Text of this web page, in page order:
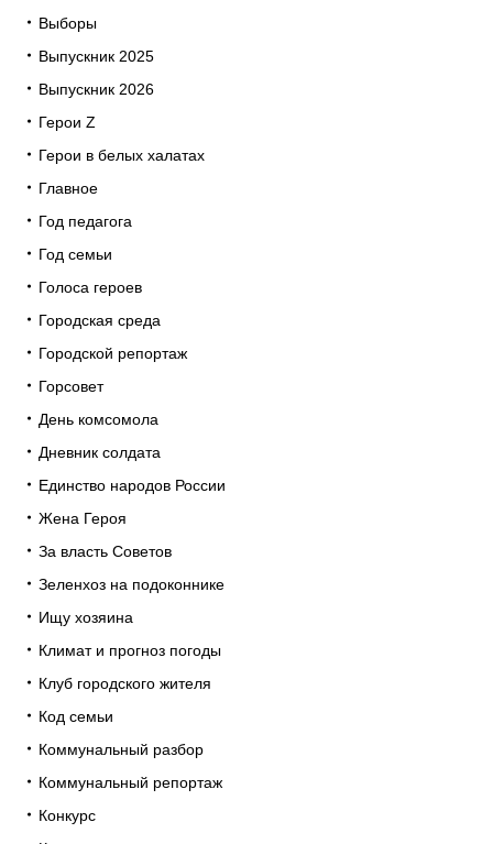
Выборы
Выпускник 2025
Выпускник 2026
Герои Z
Герои в белых халатах
Главное
Год педагога
Год семьи
Голоса героев
Городская среда
Городской репортаж
Горсовет
День комсомола
Дневник солдата
Единство народов России
Жена Героя
За власть Советов
Зеленхоз на подоконнике
Ищу хозяина
Климат и прогноз погоды
Клуб городского жителя
Код семьи
Коммунальный разбор
Коммунальный репортаж
Конкурс